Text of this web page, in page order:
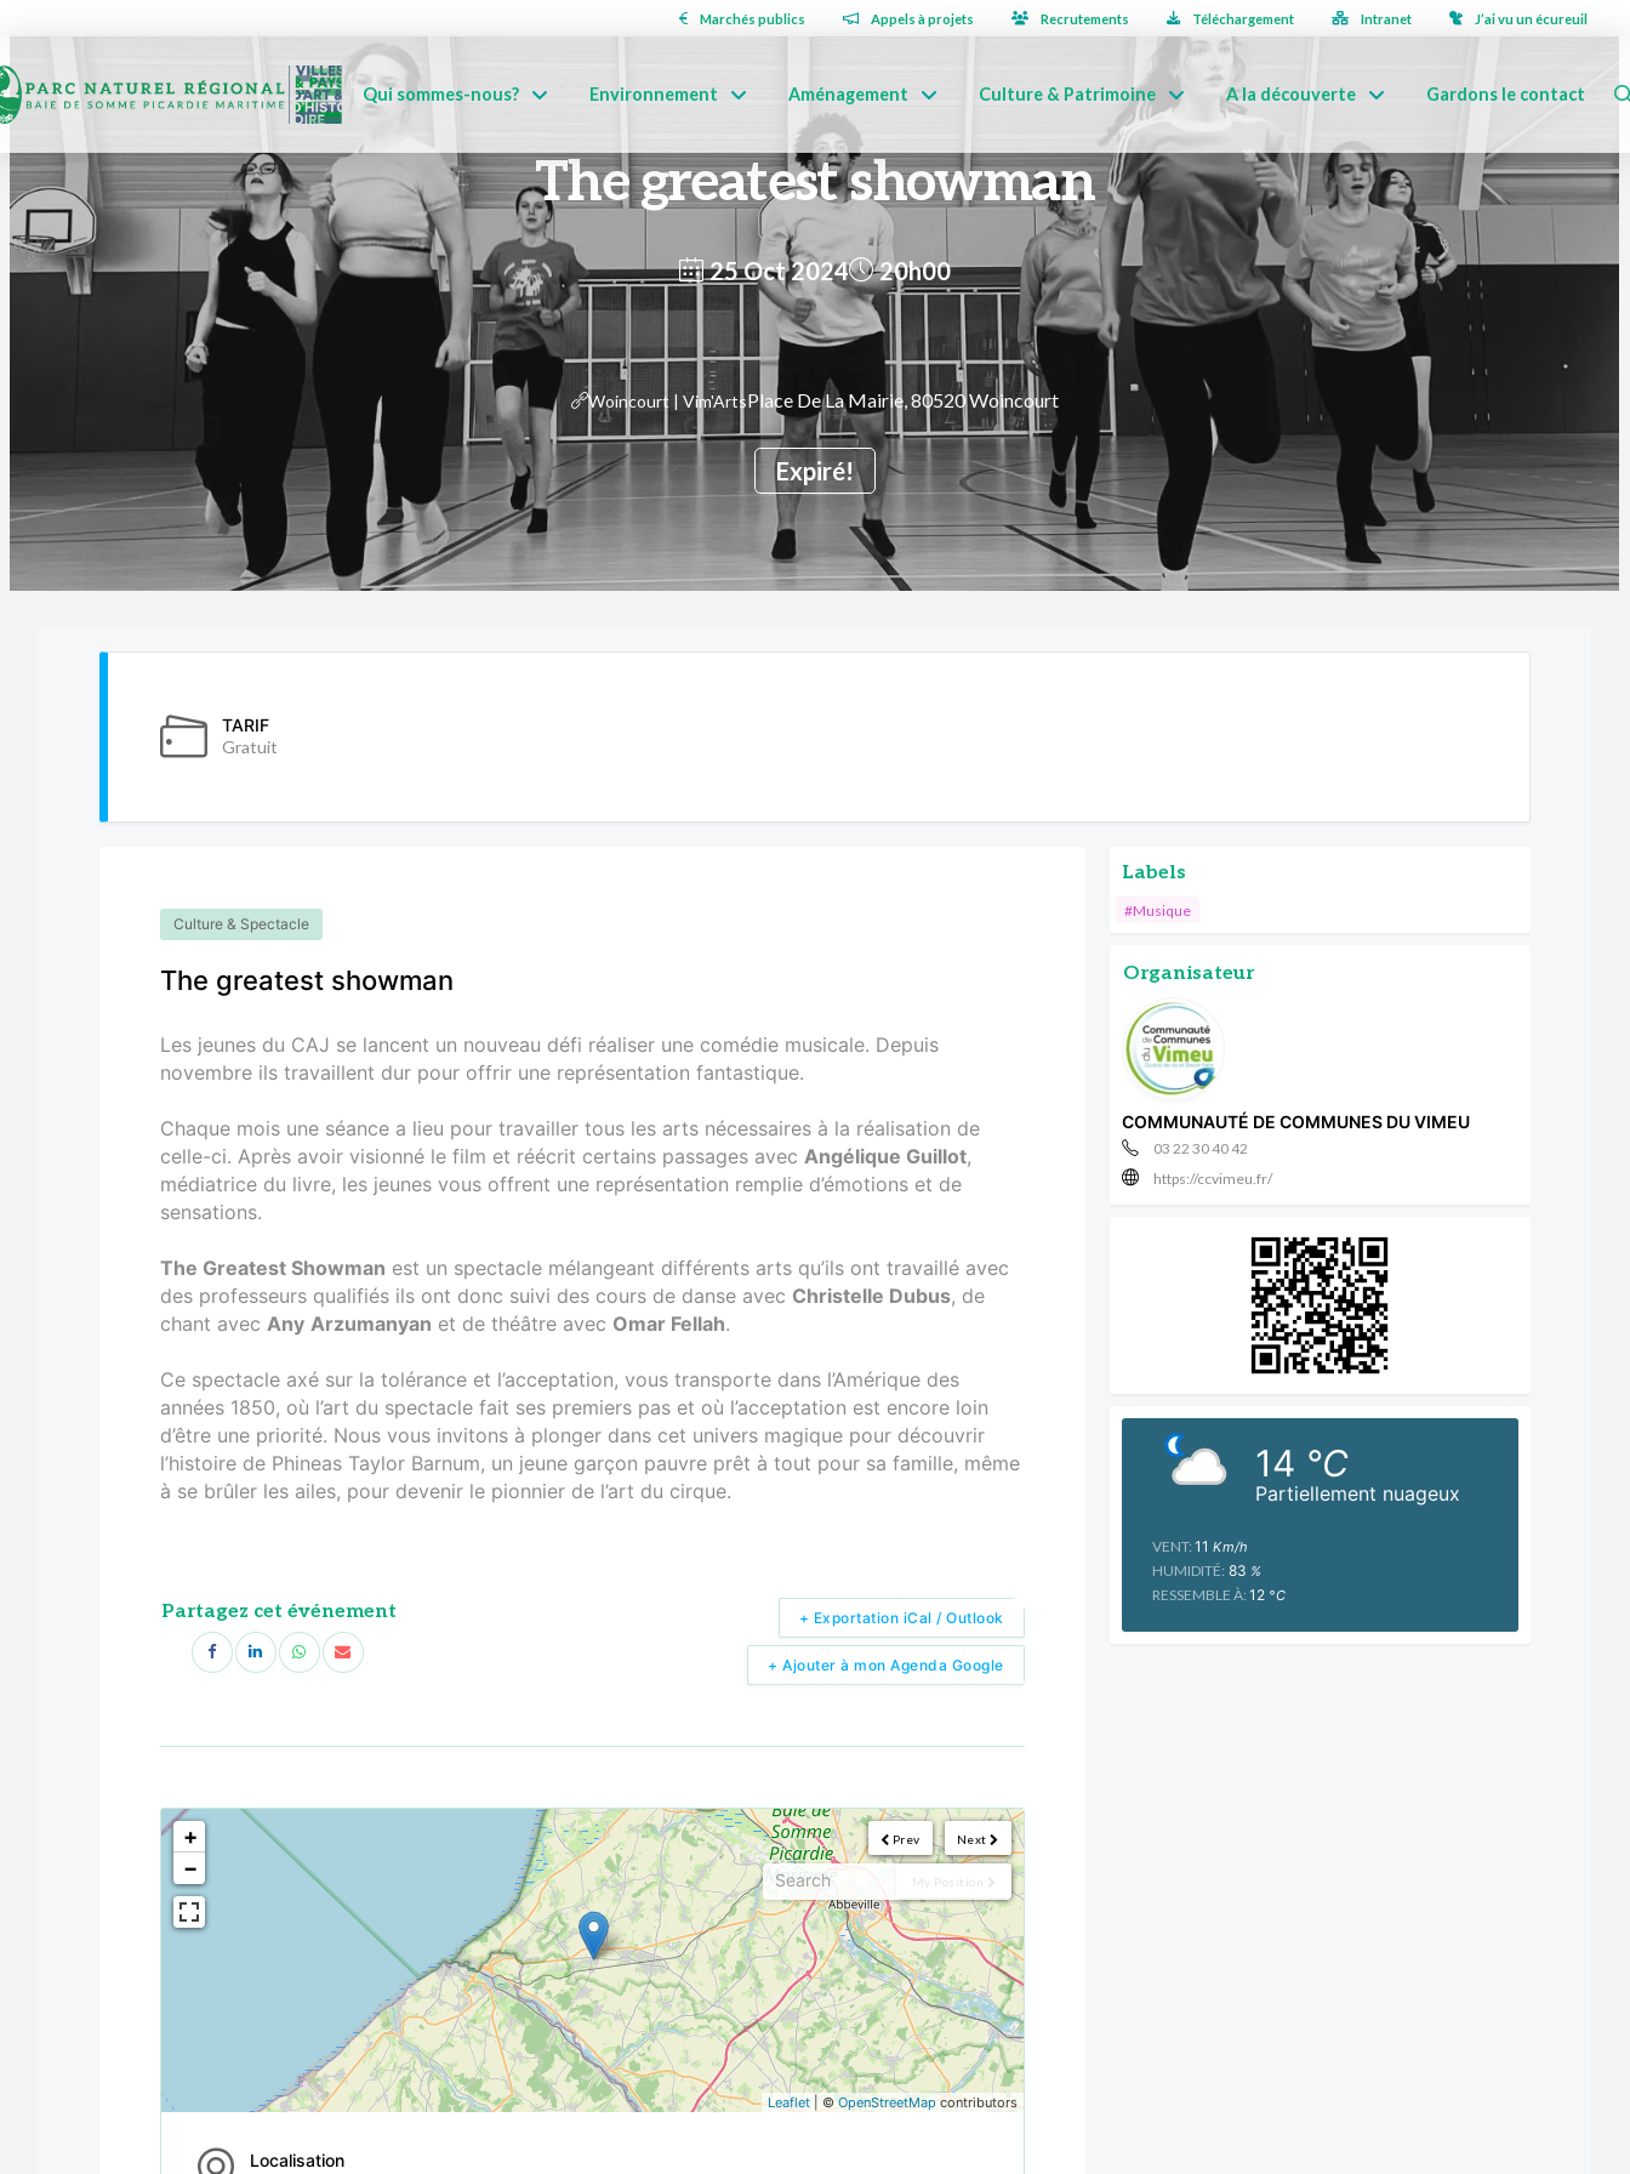
Marchés publics Appels à projets Recrutements Téléchargement Intranet J’ai vu un écureuil
Qui sommes-nous? Environnement Aménagement Culture & Patrimoine A la découverte Gardons le contact
The greatest showman
25 Oct 2024
Expiré!
20h00
Woincourt | Vim'ArtsPlace De La Mairie, 80520 Woincourt
TARIF
Gratuit
Culture & Spectacle
The greatest showman
Les jeunes du CAJ se lancent un nouveau défi réaliser une comédie musicale. Depuis
novembre ils travaillent dur pour offrir une représentation fantastique.
Chaque mois une séance a lieu pour travailler tous les arts nécessaires à la réalisation de
celle-ci. Après avoir visionné le film et réécrit certains passages avec Angélique Guillot,
médiatrice du livre, les jeunes vous offrent une représentation remplie d’émotions et de
sensations.
The Greatest Showman est un spectacle mélangeant différents arts qu’ils ont travaillé avec
des professeurs qualifiés ils ont donc suivi des cours de danse avec Christelle Dubus, de
chant avec Any Arzumanyan et de théâtre avec Omar Fellah.
Ce spectacle axé sur la tolérance et l’acceptation, vous transporte dans l’Amérique des
années 1850, où l’art du spectacle fait ses premiers pas et où l’acceptation est encore loin
d’être une priorité. Nous vous invitons à plonger dans cet univers magique pour découvrir
l’histoire de Phineas Taylor Barnum, un jeune garçon pauvre prêt à tout pour sa famille, même
à se brûler les ailes, pour devenir le pionnier de l’art du cirque.
Partagez cet événement
+ Ajouter à mon Agenda Google
+ Exportation iCal / Outlook
Next
Prev
My Position
<!---->
+
−
Leaflet| ©OpenStreetMapcontributors
Localisation
Labels
#Musique
Organisateur
COMMUNAUTÉ DE COMMUNES DU VIMEU
03 22 30 40 42
https://ccvimeu.fr/
Partiellement nuageux
14 °C
VENT: 11 Km/h
HUMIDITÉ: 83 %
RESSEMBLE À: 12°C